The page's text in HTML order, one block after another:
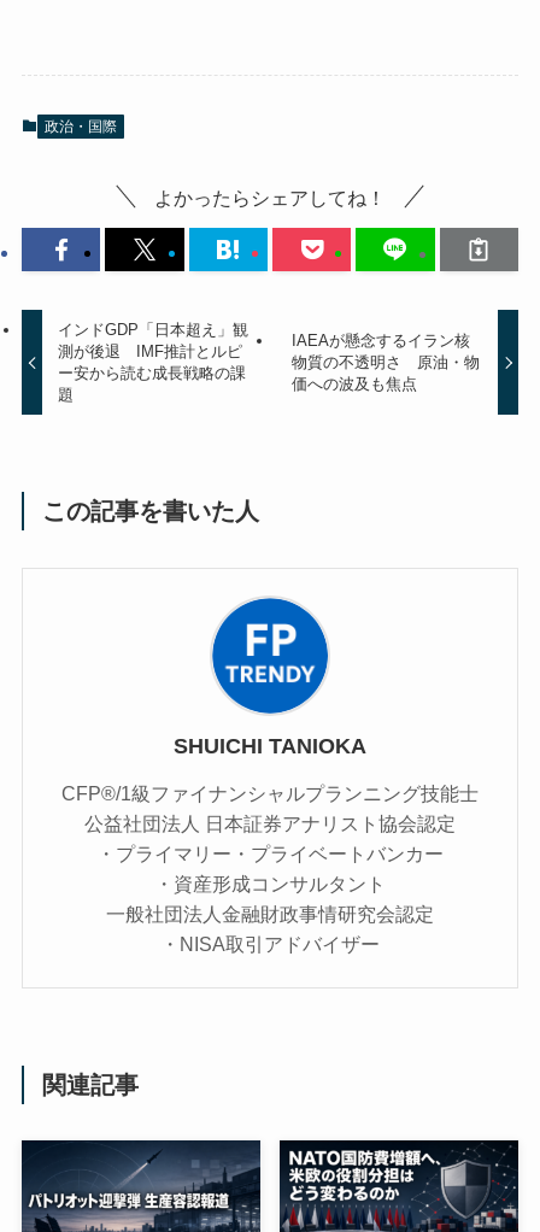
政治・国際
よかったらシェアしてね！
インドGDP「日本超え」観
測が後退 IMF推計とルピ
ー安から読む成長戦略の課
題
IAEAが懸念するイラン核
物質の不透明さ 原油・物
価への波及も焦点
この記事を書いた人
SHUICHI TANIOKA
CFP®/1級ファイナンシャルプランニング技能士
公益社団法人 日本証券アナリスト協会認定
・プライマリー・プライベートバンカー
・資産形成コンサルタント
一般社団法人金融財政事情研究会認定
・NISA取引アドバイザー
関連記事